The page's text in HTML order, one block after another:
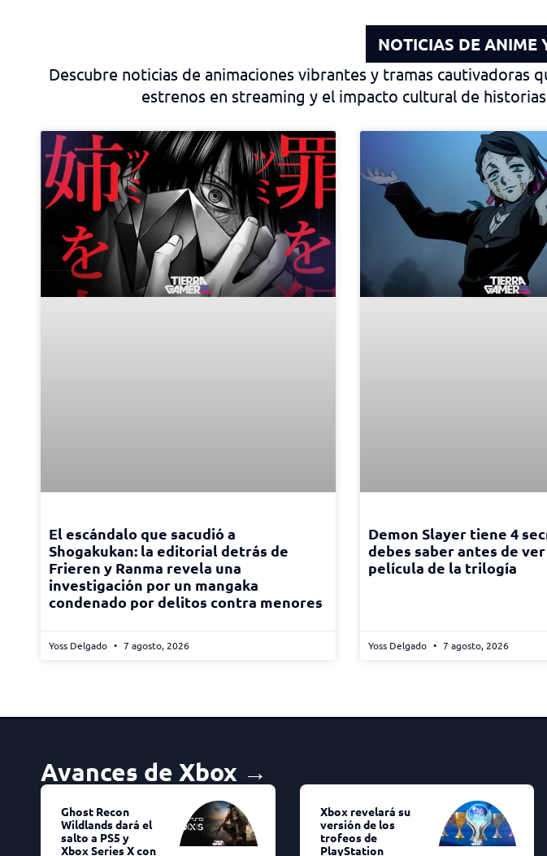
NOTICIAS DE ANIME
Descubre noticias de animaciones vibrantes y tramas cautivadoras
estrenos en streaming y el impacto cultural de
El escándalo que sacudió a
Shogakukan: la editorial detrás de
Frieren y Ranma revela una
investigación por un mangaka
condenado por delitos contra menores
Yoss Delgado 7 agosto, 2026
Demon Slayer tiene 4
debes saber antes de
película de la trilogía
Yoss Delgado 7 agosto, 2026
Avances de Xbox →
Ghost Recon
Wildlands dará el
salto a PS5 y
Xbox Series X con
Xbox revelará su
versión de los
trofeos de
PlayStation